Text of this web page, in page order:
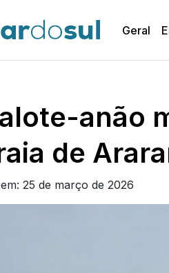
Geral
anão
de
25 de março de 2026